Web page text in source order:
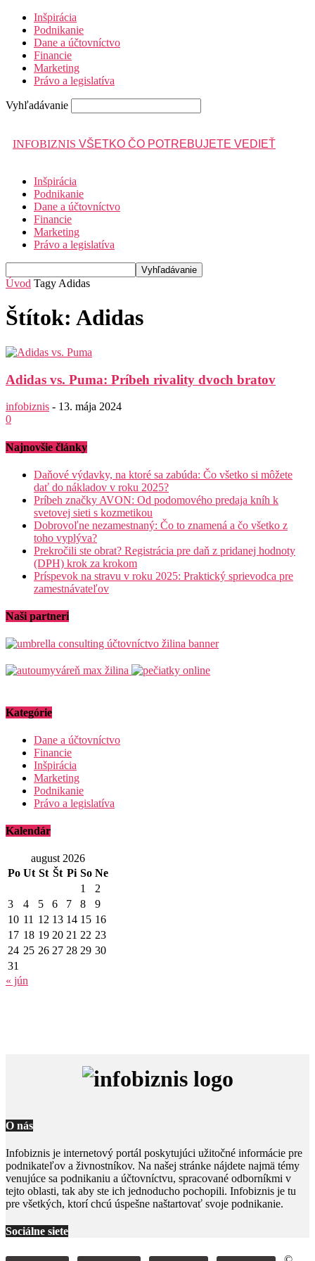
Inšpirácia
Podnikanie
Dane a účtovníctvo
Financie
Marketing
Právo a legislatíva
Vyhľadávanie
INFOBIZNIS VŠETKO ČO POTREBUJETE VEDIEŤ
Inšpirácia
Podnikanie
Dane a účtovníctvo
Financie
Marketing
Právo a legislatíva
Úvod Tagy Adidas
Štítok: Adidas
Adidas vs. Puma: Príbeh rivality dvoch bratov
infobiznis - 13. mája 2024
0
Najnovšie články
Daňové výdavky, na ktoré sa zabúda: Čo všetko si môžete
dať do nákladov v roku 2025?
Príbeh značky AVON: Od podomového predaja kníh k
svetovej sieti s kozmetikou
Dobrovoľne nezamestnaný: Čo to znamená a čo všetko z
toho vyplýva?
Prekročili ste obrat? Registrácia pre daň z pridanej hodnoty
(DPH) krok za krokom
Príspevok na stravu v roku 2025: Praktický sprievodca pre
zamestnávateľov
Naši partneri
Kategórie
Dane a účtovníctvo
Financie
Inšpirácia
Marketing
Podnikanie
Právo a legislatíva
Kalendár
august 2026
Po Ut St Št Pi So Ne
1
2
3
4 5 6 7 8
9
10 11 12 13 14 15 16
17 18 19 20 21 22 23
24 25 26 27 28 29 30
31
« jún
O nás
Infobiznis je internetový portál poskytujúci užitočné informácie pre
podnikateľov a živnostníkov. Na našej stránke nájdete najmä témy
venujúce sa podnikaniu a účtovníctvu, spracované odborníkmi v
tejto oblasti, tak aby ste ich jednoducho pochopili. Infobiznis je tu
pre všetkých, ktorí chcú úspešne naštartovať svoje podnikanie.
Sociálne siete